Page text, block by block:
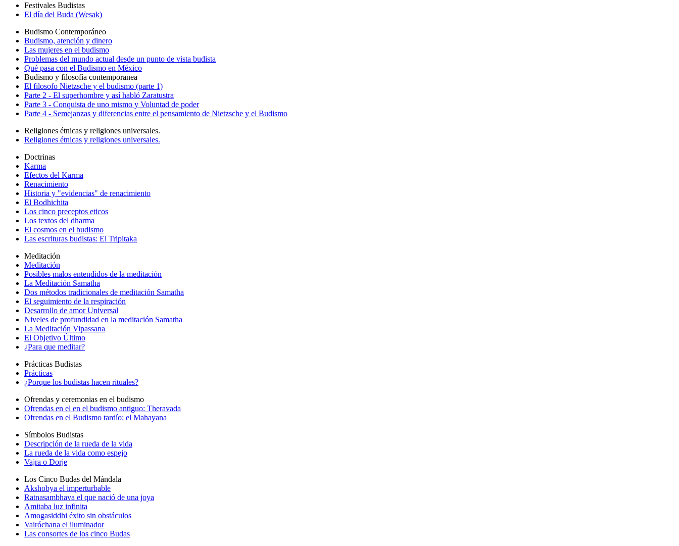
Festivales Budistas
El día del Buda (Wesak)
Budismo Contemporáneo
Budismo, atención y dinero
Las mujeres en el budismo
Problemas del mundo actual desde un punto de vista budista
Qué pasa con el Budismo en México
Budismo y filosofía contemporanea
El filosofo Nietzsche y el budismo (parte 1)
Parte 2 - El superhombre y así habló Zaratustra
Parte 3 - Conquista de uno mismo y Voluntad de poder
Parte 4 - Semejanzas y diferencias entre el pensamiento de Nietzsche y el Budismo
Religiones étnicas y religiones universales.
Religiones étnicas y religiones universales.
Doctrinas
Karma
Efectos del Karma
Renacimiento
Historia y "evidencias" de renacimiento
El Bodhichita
Los cinco preceptos eticos
Los textos del dharma
El cosmos en el budismo
Las escrituras budistas: El Tripitaka
Meditación
Meditación
Posibles malos entendidos de la meditación
La Meditación Samatha
Dos métodos tradicionales de meditación Samatha
El seguimiento de la respiración
Desarrollo de amor Universal
Niveles de profundidad en la meditación Samatha
La Meditación Vipassana
El Objetivo Último
¿Para que meditar?
Prácticas Budistas
Prácticas
¿Porque los budistas hacen rituales?
Ofrendas y ceremonias en el budismo
Ofrendas en el en el budismo antiguo: Theravada
Ofrendas en el Budismo tardío: el Mahayana
Símbolos Budistas
Descripción de la rueda de la vida
La rueda de la vida como espejo
Vajra o Dorje
Los Cinco Budas del Mándala
Akshobya el imperturbable
Ratnasambhava el que nació de una joya
Amitaba luz infinita
Amogasiddhi éxito sin obstáculos
Vairóchana el iluminador
Las consortes de los cinco Budas